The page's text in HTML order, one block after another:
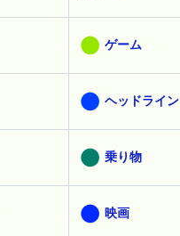
ゲーム
ヘッドライン
乗り物
映画